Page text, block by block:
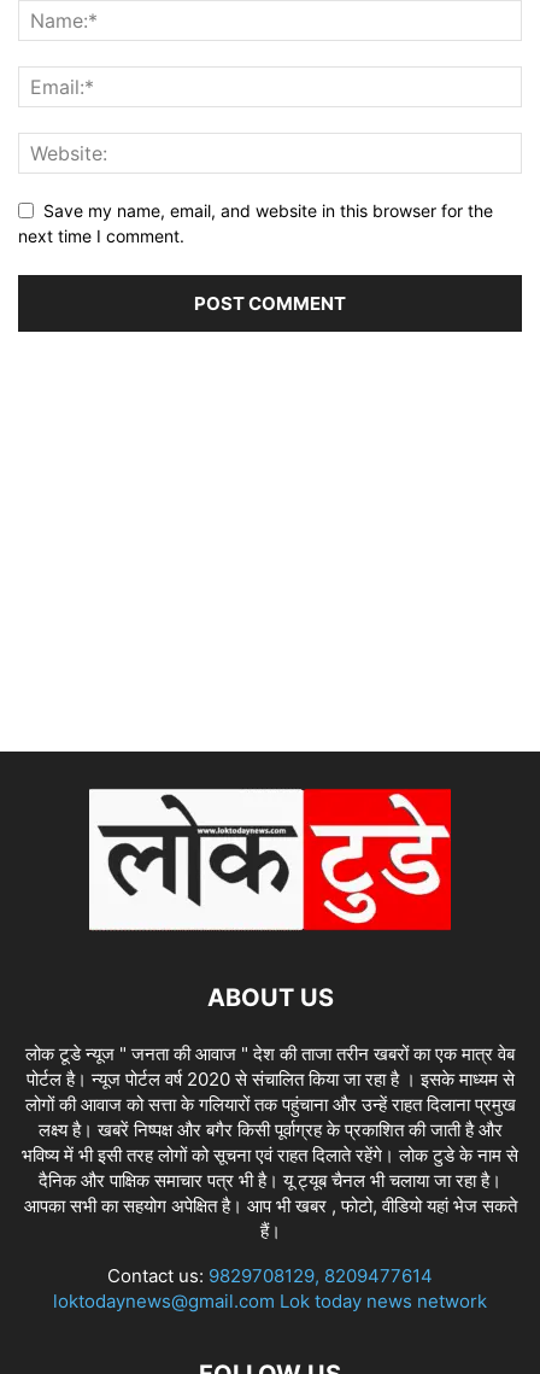
Save my name, email, and website in this browser for the
next time I comment.
ABOUT US
लोक टूडे न्यूज " जनता की आवाज " देश की ताजा तरीन खबरों का एक मात्र वेब
पोर्टल है। न्यूज पोर्टल वर्ष 2020 से संचालित किया जा रहा है । इसके माध्यम से
लोगों की आवाज को सत्ता के गलियारों तक पहुंचाना और उन्हें राहत दिलाना प्रमुख
लक्ष्य है। खबरें निष्पक्ष और बगैर किसी पूर्वाग्रह के प्रकाशित की जाती है और
भविष्य में भी इसी तरह लोगों को सूचना एवं राहत दिलाते रहेंगे। लोक टुडे के नाम से
दैनिक और पाक्षिक समाचार पत्र भी है। यू ट्यूब चैनल भी चलाया जा रहा है।
आपका सभी का सहयोग अपेक्षित है। आप भी खबर , फोटो, वीडियो यहां भेज सकते
हैं।
Contact us: 9829708129, 8209477614
loktodaynews@gmail.com Lok today news network